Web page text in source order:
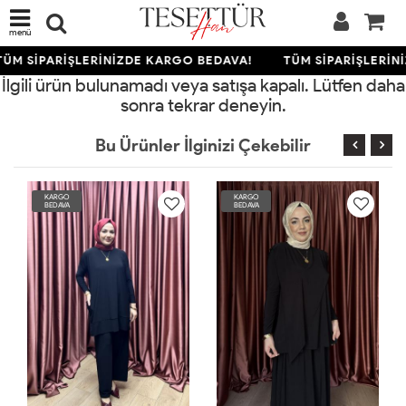
menü
SİPARİŞLERİNİZDE KARGO BEDAVA! TÜM
İlgili ürün bulunamadı veya satışa kapalı. Lütfen daha
sonra tekrar deneyin.
Bu Ürünler İlginizi Çekebilir
KARGO
BEDAVA
BEDAVA